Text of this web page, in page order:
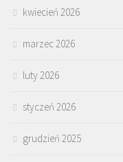
kwiecień 2026
marzec 2026
luty 2026
styczeń 2026
grudzień 2025